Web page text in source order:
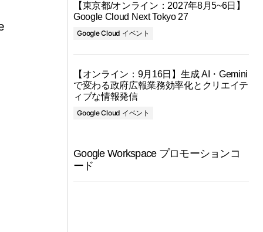
【東京都/オンライン：2027年8月5~6日】
Google Cloud Next Tokyo 27
Google Cloud イベント
【オンライン：9月16日】生成 AI・Gemini
で変わる政府広報業務効率化とクリエイテ
ィブな情報発信
Google Cloud イベント
Google Workspace プロモーションコ
ード